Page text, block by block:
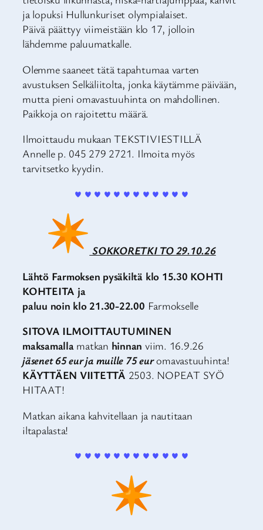
ja lopuksi Hullunkuriset olympialaiset.
Päivä päättyy viimeistään klo 17, jolloin
lähdemme paluumatkalle.
Olemme saaneet tätä tapahtumaa varten
avustuksen Selkäliitolta, jonka käytämme päivään,
mutta pieni omavastuuhinta on mahdollinen.
Paikkoja on rajoitettu määrä.
Ilmoittaudu mukaan TEKSTIVIESTILLÄ
Annelle p. 045 279 2721. Ilmoita myös
tarvitsetko kyydin.
♥ ♥ ♥ ♥ ♥ ♥ ♥ ♥ ♥ ♥ ♥ ♥
SOKKORETKI TO 29.10.26
Lähtö Farmoksen pysäkiltä klo 15.30 KOHTI
KOHTEITA ja
paluu noin klo 21.30-22.00 Farmokselle
SITOVA ILMOITTAUTUMINEN
maksamalla matkan hinnanviim. 16.9.26
jäsenet 65 eur ja muille 75 euromavastuuhinta!
KÄYTTÄEN VIITETTÄ 2503. NOPEAT SYÖ
HITAAT!
Matkan aikana kahvitellaan ja nautitaan
iltapalasta!
♥ ♥ ♥ ♥ ♥ ♥ ♥ ♥ ♥ ♥ ♥ ♥